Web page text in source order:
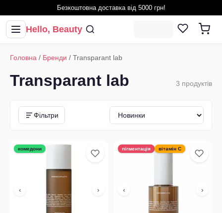
Безкоштовна доставка від 5000 грн!
Hello, Beauty
Головна / Бренди / Transparant lab
Transparant lab 3 продуктів
Фільтри
комедони
‹ ›
пігментація вітамін С
‹ ›